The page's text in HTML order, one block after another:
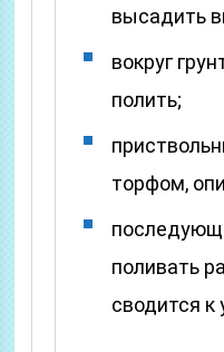
высадить
вокруг
полить;
торфом,
поливать
сводится